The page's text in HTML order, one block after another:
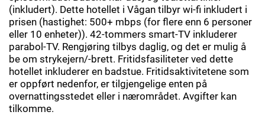
(inkludert). Dette hotellet i Vågan tilbyr wi-fi inkludert i
prisen (hastighet: 500+ mbps (for flere enn 6 personer
eller 10 enheter)). 42-tommers smart-TV inkluderer
parabol-TV. Rengjøring tilbys daglig, og det er mulig å
be om strykejern/-brett. Fritidsfasiliteter ved dette
hotellet inkluderer en badstue. Fritidsaktivitetene som
er oppført nedenfor, er tilgjengelige enten på
overnattingsstedet eller i nærområdet. Avgifter kan
tilkomme.